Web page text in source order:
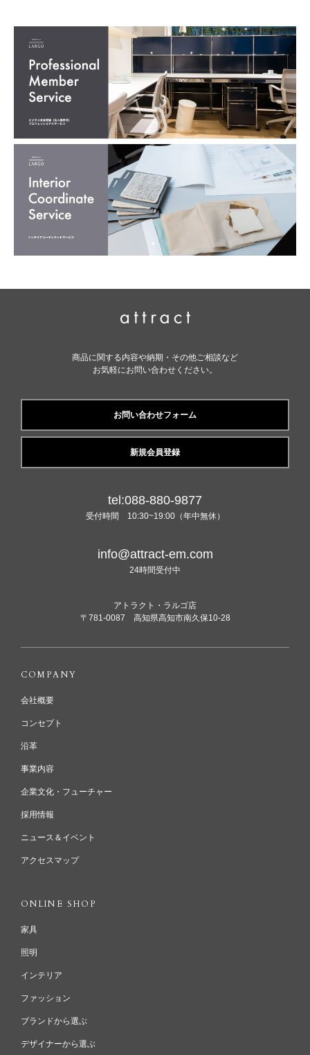
商品に関する内容や納期・その他ご相談など
お気軽にお問い合わせください。
お問い合わせフォーム
新規会員登録
tel:088-880-9877
受付時間 10:30~19:00（年中無休）
info@attract-em.com
24時間受付中
アトラクト・ラルゴ店
〒781-0087 高知県高知市南久保10-28
COMPANY
会社概要
コンセプト
沿革
事業内容
企業文化・フューチャー
採用情報
ニュース＆イベント
アクセスマップ
ONLINE SHOP
家具
照明
インテリア
ファッション
ブランドから選ぶ
デザイナーから選ぶ